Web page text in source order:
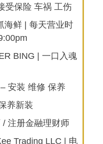
受保险 车祸 工伤
海鲜 | 每天营业时
BING | 一口入魂
安装 维修 保养
养新装
注册金融理财师
Trading LLC | 电